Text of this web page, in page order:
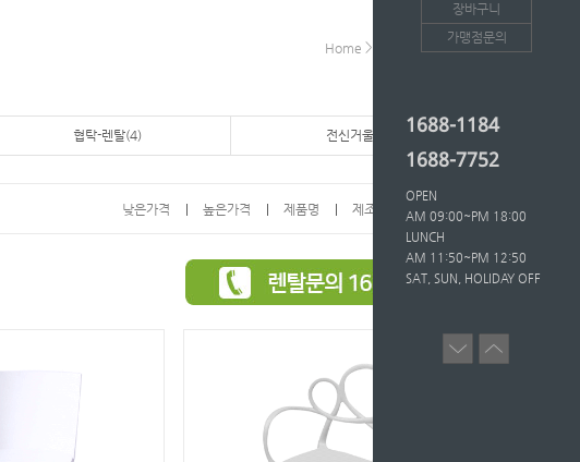
Home > 의자-렌탈
협탁-렌탈(4) 전신거울-렌탈
낮은가격 높은가격 제품명 제조사 인기도
장바구니
가맹점문의
1688-1184
1688-7752
OPEN
AM 09:00~PM 18:00
LUNCH
AM 11:50~PM 12:50
SAT, SUN, HOLIDAY OFF